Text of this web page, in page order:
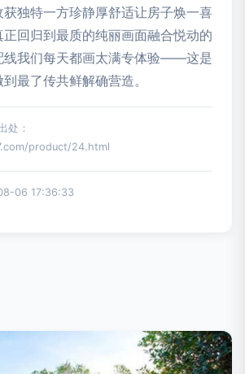
独特一方珍静厚舒适让房子焕一喜
回归到最质的纯丽画面融合悦动的
线我们每天都画太满专体验——这是
最了传共鲜解确营造。
处：
product/24.html
06 17:36:33